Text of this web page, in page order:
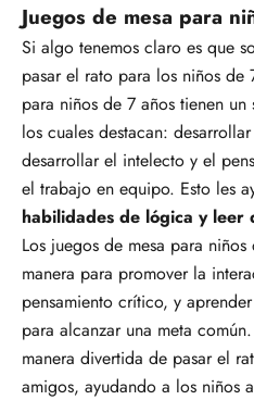
Juegos de mesa para
Si algo tenemos claro es que
pasar el rato para los niños de
para niños de 7 años tienen
los cuales destacan:
desarrollar el intelecto y el
el trabajo en equipo. Esto les
habilidades de lógica y leer
Los juegos de mesa para
manera para promover la
pensamiento crítico, y
para alcanzar una meta
manera divertida de pasar el
amigos, ayudando a los niños